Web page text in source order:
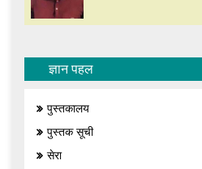
ज्ञान पहल
पुस्तकालय
पुस्तक सूची
सेरा